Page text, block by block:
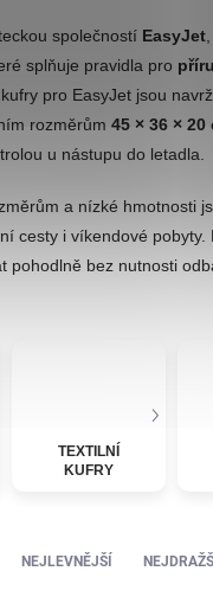
společností EasyJet
splňuje pravidla pro
kufry pro EasyJet jsou
rozměrům 45 × 36 × 20
u nástupu do letadla.
a nízké hmotnosti
cesty i víkendové pobyty.
pohodlně bez nutnosti
TEXTILNÍ
KUFRY
NEJLEVNĚJŠÍ NEJDRAŽŠÍ